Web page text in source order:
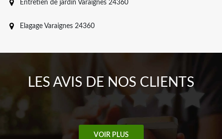
Entretien de jardin Varaignes 24360
Elagage Varaignes 24360
LES AVIS DE NOS CLIENTS
VOIR PLUS